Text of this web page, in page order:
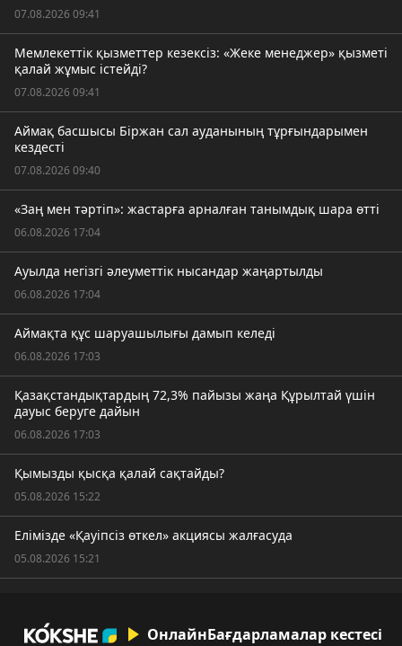
07.08.2026 09:41
Мемлекеттік қызметтер кезексіз: «Жеке менеджер» қызметі
қалай жұмыс істейді?
07.08.2026 09:41
Аймақ басшысы Біржан сал ауданының тұрғындарымен
кездесті
07.08.2026 09:40
«Заң мен тәртіп»: жастарға арналған танымдық шара өтті
06.08.2026 17:04
Ауылда негізгі әлеуметтік нысандар жаңартылды
06.08.2026 17:04
Аймақта құс шаруашылығы дамып келеді
06.08.2026 17:03
Қазақстандықтардың 72,3% пайызы жаңа Құрылтай үшін
дауыс беруге дайын
06.08.2026 17:03
Қымызды қысқа қалай сақтайды?
05.08.2026 15:22
Елімізде «Қауіпсіз өткел» акциясы жалғасуда
05.08.2026 15:21
ОнлайнБағдарламалар кестесі